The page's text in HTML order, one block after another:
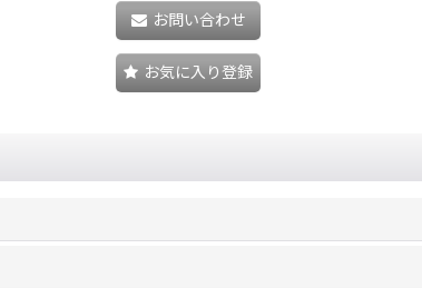
お問い合わせ
お気に入り登録